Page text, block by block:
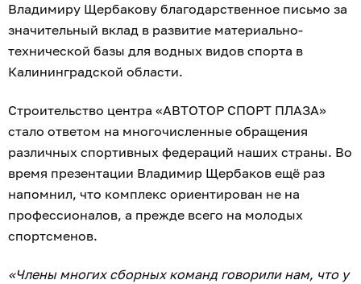
Владимиру Щербакову благодарственное письмо за
значительный вклад в развитие материально-
технической базы для водных видов спорта в
Калининградской области.
Строительство центра «АВТОТОР СПОРТ ПЛАЗА»
стало ответом на многочисленные обращения
различных спортивных федераций наших страны. Во
время презентации Владимир Щербаков ещё раз
напомнил, что комплекс ориентирован не на
профессионалов, а прежде всего на молодых
спортсменов.
«Члены многих сборных команд говорили нам, что у